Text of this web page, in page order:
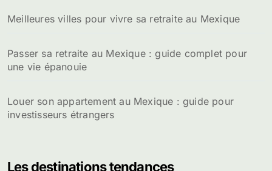
Meilleures villes pour vivre sa retraite au Mexique
Passer sa retraite au Mexique : guide complet pour
une vie épanouie
Louer son appartement au Mexique : guide pour
investisseurs étrangers
Les destinations tendances